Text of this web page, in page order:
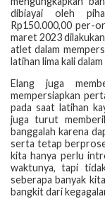
dibiayai oleh
Rp150.000,00 per-
maret 2023
atlet dalam
latihan lima kali
Elang juga
mempersiapkan
pada saat latihan
juga turut
banggalah karena
serta tetap
kita hanya perlu
waktunya, tapi
seberapa banyak
bangkit dari